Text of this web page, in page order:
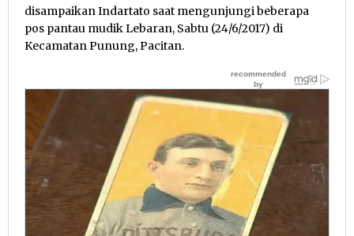
disampaikan Indartato saat mengunjungi beberapa
pos pantau mudik Lebaran, Sabtu (24/6/2017) di
Kecamatan Punung, Pacitan.